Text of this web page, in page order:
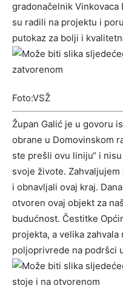
gradonačelnik
su radili na projektu i
putokaz za bolji i
Foto:VSŽ
Župan Galić je u govoru
obrane u Domovinskom
ste prešli ovu liniju“ i
svoje živote.
i obnavljali ovaj kraj.
otvoren ovaj objekt za
budućnost. Čestitke
projekta, a velika
poljoprivrede na podršci